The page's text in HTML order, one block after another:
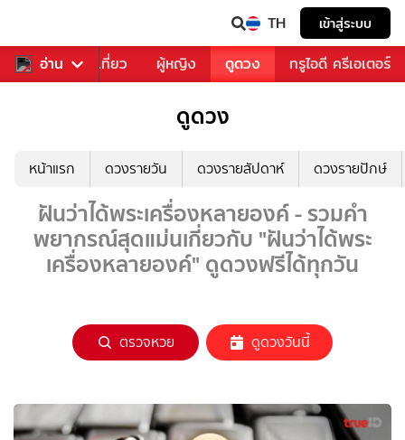
TH เข้าสู่ระบบ
อ่าน
อาหาร ท่องเที่ยว ผู้หญิง ดูดวง ทรูไอดี ครีเอเตอร์
ดูดวง
หน้าแรก ดวงรายวัน ดวงรายสัปดาห์ ดวงรายปักษ์
ฝันว่าได้พระเครื่องหลายองค์ - รวมคำ
พยากรณ์สุดแม่นเกี่ยวกับ "ฝันว่าได้พระ
เครื่องหลายองค์" ดูดวงฟรีได้ทุกวัน
ตรวจหวย ดูดวงวันนี้